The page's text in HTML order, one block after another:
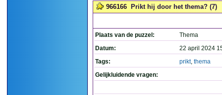
966166 Prikt hij door het thema? (7)
Plaats van de puzzel:
Thema
Datum:
22 april 2024
Tags:
prikt, thema
Gelijkluidende vragen: